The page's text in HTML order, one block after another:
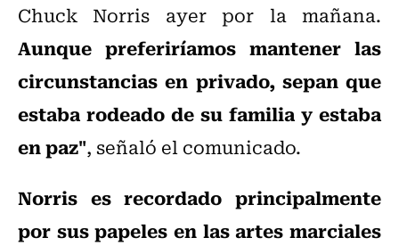
Chuck Norris ayer por la mañana.
Aunque preferiríamos mantener las
circunstancias en privado, sepan que
estaba rodeado de su familia y estaba
en paz", señaló el comunicado.
Norris es recordado principalmente
por sus papeles en las artes marciales